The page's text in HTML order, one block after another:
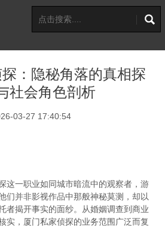
：隐秘角落的真相探
社会角色剖析
03-27 17:40:54
这一职业如同城市暗流中的观察者，游
们并非影视作品中那般神秘莫测，却以
者揭开事实的面纱。从婚姻调查到商业
实，厦门私家侦探的业务范围广泛而复